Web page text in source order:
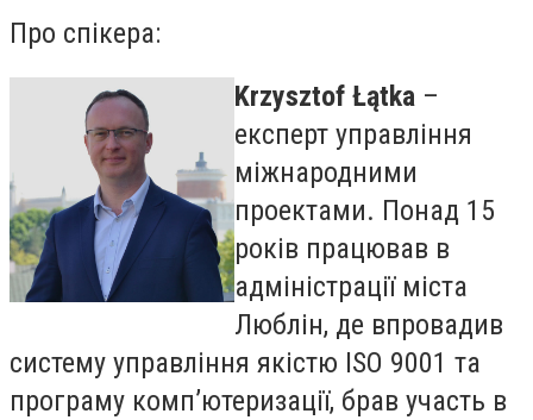
Про спікера:
Krzysztof Łątka –
експерт управління
міжнародними
проектами. Понад 15
років працював в
адміністрації міста
Люблін, де впровадив
систему управління якістю ISO 9001 та
програму комп’ютеризації, брав участь в